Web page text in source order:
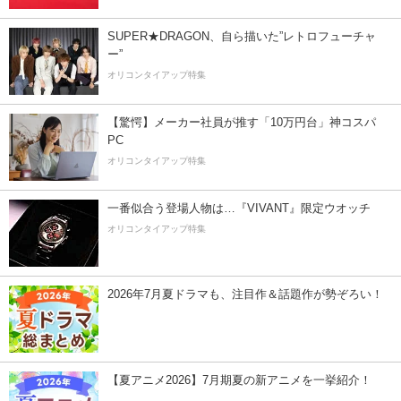
SUPER★DRAGON、自ら描いた”レトロフューチャ
ー”
オリコンタイアップ特集
【驚愕】メーカー社員が推す「10万円台」神コスパ
PC
オリコンタイアップ特集
一番似合う登場人物は…『VIVANT』限定ウオッチ
オリコンタイアップ特集
2026年7月夏ドラマも、注目作＆話題作が勢ぞろい！
【夏アニメ2026】7月期夏の新アニメを一挙紹介！